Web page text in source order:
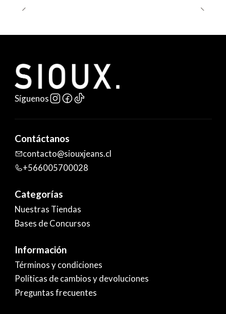
Síguenos
Contáctanos
contacto@siouxjeans.cl
+566005700028
Categorías
Nuestras Tiendas
Bases de Concursos
Información
Términos y condiciones
Políticas de cambios y devoluciones
Preguntas frecuentes